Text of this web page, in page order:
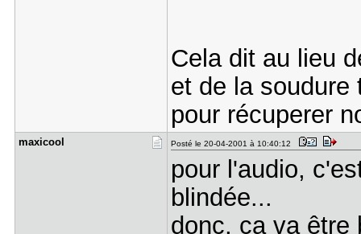
Cela dit au lieu
et de la soudure
pour récuperer
maxicool Posté le 20-04-2001 à 10:40:12
pour l'audio,
blindée...
donc, ca va être